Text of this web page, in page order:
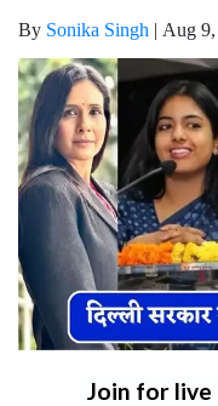
By Sonika Singh | Aug
Join for live